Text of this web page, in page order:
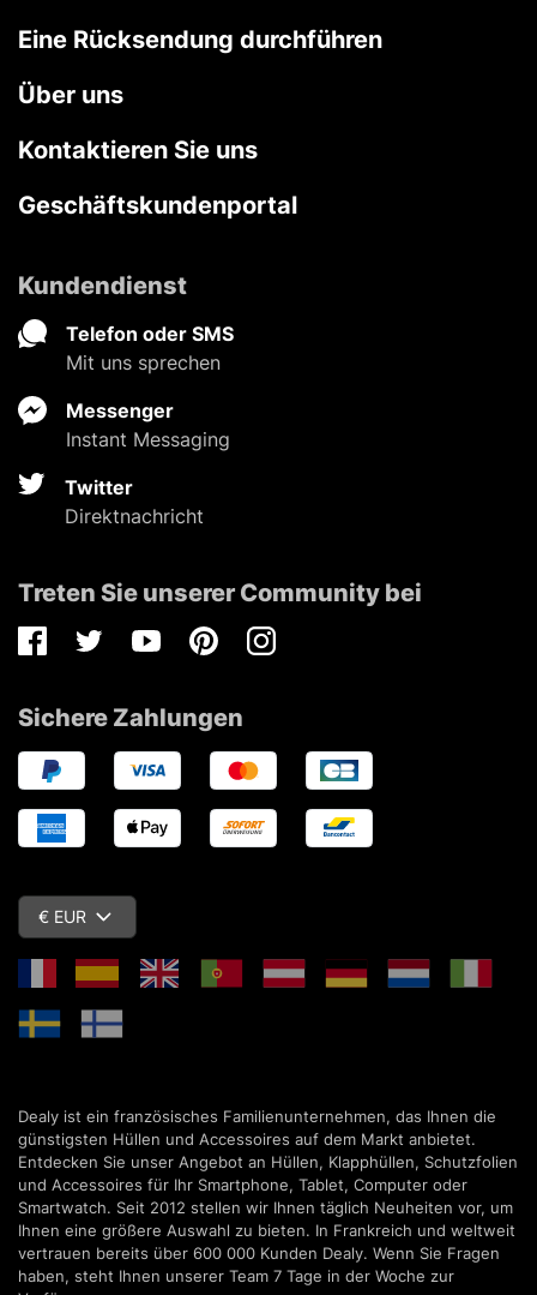
Eine Rücksendung durchführen
Über uns
Kontaktieren Sie uns
Geschäftskundenportal
Kundendienst
Telefon oder SMS
Mit uns sprechen
Messenger
Instant Messaging
Twitter
Direktnachricht
Treten Sie unserer Community bei
FacebookTwitterYoutubePinterestInstagram
Sichere Zahlungen
€ EUR
Dealy ist ein französisches Familienunternehmen, das Ihnen die
günstigsten Hüllen und Accessoires auf dem Markt anbietet.
Entdecken Sie unser Angebot an Hüllen, Klapphüllen, Schutzfolien
und Accessoires für Ihr Smartphone, Tablet, Computer oder
Smartwatch. Seit 2012 stellen wir Ihnen täglich Neuheiten vor, um
Ihnen eine größere Auswahl zu bieten. In Frankreich und weltweit
vertrauen bereits über 600 000 Kunden Dealy. Wenn Sie Fragen
haben, steht Ihnen unserer Team 7 Tage in der Woche zur